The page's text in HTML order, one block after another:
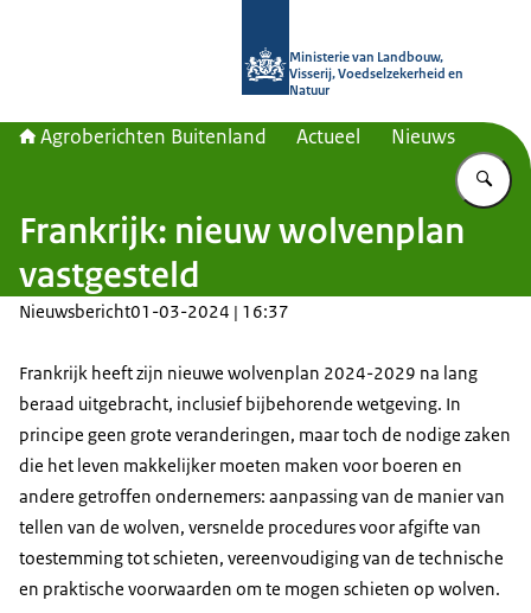
Ministerie van Landbouw,
Visserij, Voedselzekerheid en
Natuur
Agroberichten Buitenland Actueel Nieuws
Frankrijk: nieuw wolvenplan
vastgesteld
Nieuwsbericht01-03-2024 | 16:37
Frankrijk heeft zijn nieuwe wolvenplan 2024-2029 na lang
beraad uitgebracht, inclusief bijbehorende wetgeving. In
principe geen grote veranderingen, maar toch de nodige zaken
die het leven makkelijker moeten maken voor boeren en
andere getroffen ondernemers: aanpassing van de manier van
tellen van de wolven, versnelde procedures voor afgifte van
toestemming tot schieten, vereenvoudiging van de technische
en praktische voorwaarden om te mogen schieten op wolven.